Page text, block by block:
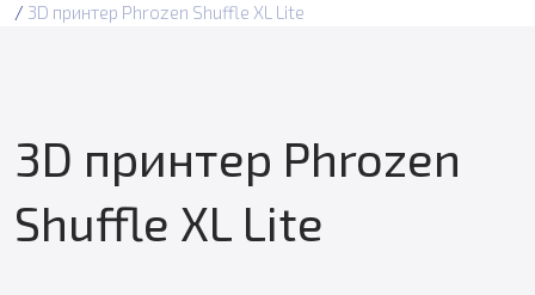
/ 3D принтер Phrozen Shuffle XL Lite
3D принтер Phrozen
Shuffle XL Lite